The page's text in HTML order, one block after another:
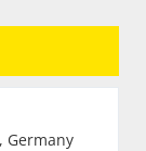
Germany